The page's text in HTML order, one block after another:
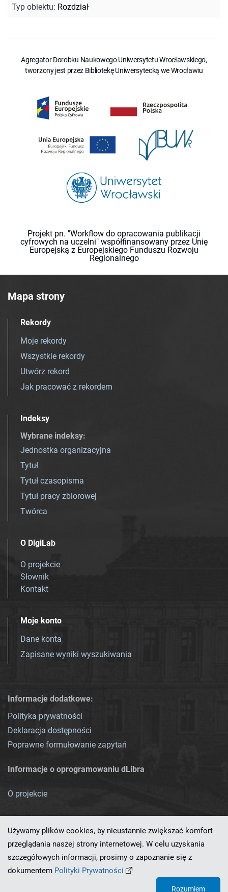
Typ obiektu: Rozdział
Agregator Dorobku Naukowego Uniwersytetu Wrocławskiego,
tworzony jest przez Bibliotekę Uniwersytecką we Wrocławiu
Projekt pn. "Workflow do opracowania publikacji
cyfrowych na uczelni" współfinansowany przez Unię
Europejską z Europejskiego Funduszu Rozwoju
Regionalnego
Mapa strony
Rekordy
Moje rekordy
Wszystkie rekordy
Utwórz rekord
Jak pracować z rekordem
Indeksy
Wybrane indeksy:
Jednostka organizacyjna
Tytuł
Tytuł czasopisma
Tytuł pracy zbiorowej
Twórca
O DigiLab
O projekcie
Słownik
Kontakt
Moje konto
Dane konta
Zapisane wyniki wyszukiwania
Informacje dodatkowe:
Polityka prywatności
Deklaracja dostępności
Poprawne formułowanie zapytań
Informacje o oprogramowaniu dLibra
O projekcie
Ten serwis działa dzięki oprogramowaniu
Używamy plików cookies, by nieustannie zwiększać komfort
przeglądania naszej strony internetowej. W celu uzyskania
szczegółowych informacji, prosimy o zapoznanie się z
dokumentem Polityki Prywatności
Rozumiem